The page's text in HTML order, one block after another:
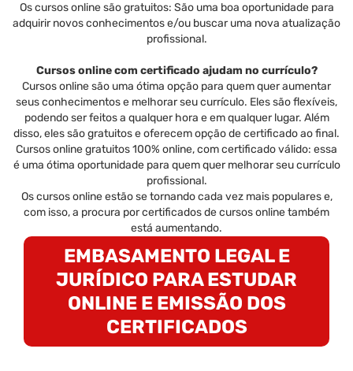
Os cursos online são gratuitos: São uma boa oportunidade para
adquirir novos conhecimentos e/ou buscar uma nova atualização
profissional.
Cursos online com certificado ajudam no currículo?
Cursos online são uma ótima opção para quem quer aumentar
seus conhecimentos e melhorar seu currículo. Eles são flexíveis,
podendo ser feitos a qualquer hora e em qualquer lugar. Além
disso, eles são gratuitos e oferecem opção de certificado ao final.
Cursos online gratuitos 100% online, com certificado válido: essa
é uma ótima oportunidade para quem quer melhorar seu currículo
profissional.
Os cursos online estão se tornando cada vez mais populares e,
com isso, a procura por certificados de cursos online também
está aumentando.
EMBASAMENTO LEGAL E
JURÍDICO PARA ESTUDAR
ONLINE E EMISSÃO DOS
CERTIFICADOS